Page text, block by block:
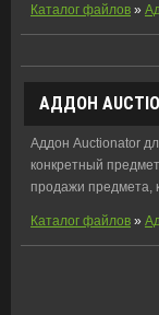
Каталог файлов »
АДДОН
Аддон Auctionator
конкретный
продажи предмета,
Каталог файлов »